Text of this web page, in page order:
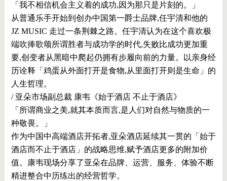
「我不相信机会主义着的成功,因为那只是片刻的。」
从普通乐手开始到创办中国第一爵士品牌,任宇清和他的
JZ MUSIC 走过一条荆棘之路。任宇清认为在这个喜欢极
端吹捧歌颂所谓胜者与成功学的时代,失败比成功更加重
要,创变者从黑暗中爬起仍拥有步履向前的力量。以亲身经
历诠释「鸡蛋从外面打开是食物,从里面打开则是生命」的
人生哲理。
/ 亚朵市场副总裁 康韦《始于酒店 不止于酒店》
「所谓商业之美,就其本质而言,是人们对自然与物质的一
种敬畏。」
作为中国中高端酒店开拓者,亚朵酒店延续其一贯的「始于
酒店而不止于酒店」的战略思维,赋予酒店更多的附加价
值。康韦现场分享了亚朵在品牌、运营、服务、体验不断
精进整合中历练出的经营哲学。